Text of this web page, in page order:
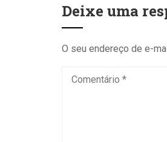
Deixe uma
O seu endereço de e-